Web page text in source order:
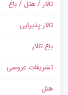
تالار / هتل / باغ
تالار پذیرایی
باغ تالار
تشریفات عروسی
هتل